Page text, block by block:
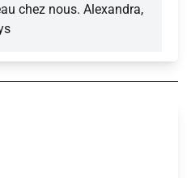
chez nous. Alexandra,